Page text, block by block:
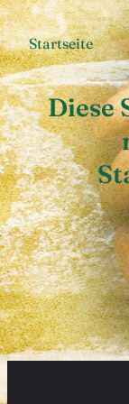
Startseite
Diese